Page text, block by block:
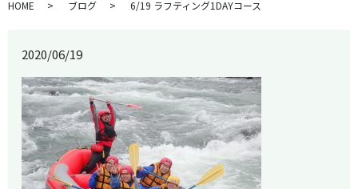
HOME ブログ 6/19 ラフティング1DAYコース
2020/06/19